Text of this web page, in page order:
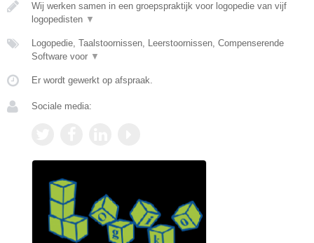
Wij werken samen in een groepspraktijk voor logopedie van vijf
logopedisten ▼
Logopedie, Taalstoornissen, Leerstoornissen, Compenserende
Software voor ▼
Er wordt gewerkt op afspraak.
Sociale media: